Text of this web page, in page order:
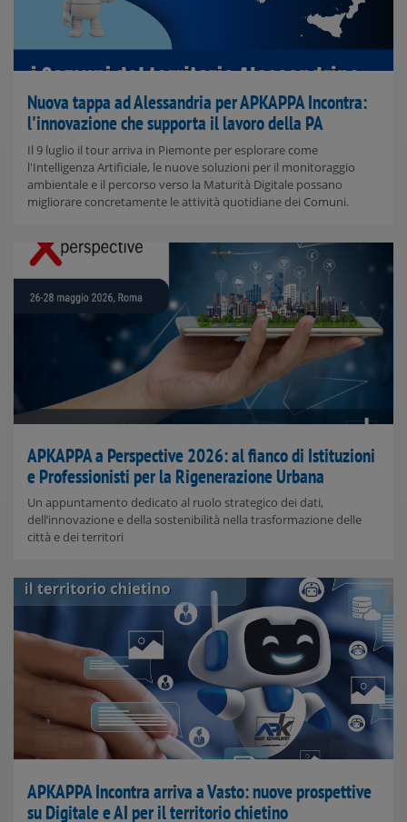
Nuova tappa ad Alessandria per APKAPPA Incontra:
l'innovazione che supporta il lavoro della PA
Il 9 luglio il tour arriva in Piemonte per esplorare come
l'Intelligenza Artificiale, le nuove soluzioni per il monitoraggio
ambientale e il percorso verso la Maturità Digitale possano
migliorare concretamente le attività quotidiane dei Comuni.
APKAPPA a Perspective 2026: al fianco di Istituzioni
e Professionisti per la Rigenerazione Urbana
Un appuntamento dedicato al ruolo strategico dei dati,
dell’innovazione e della sostenibilità nella trasformazione delle
città e dei territori
APKAPPA Incontra arriva a Vasto: nuove prospettive
su Digitale e AI per il territorio chietino